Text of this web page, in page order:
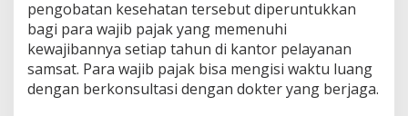
pengobatan kesehatan tersebut diperuntukkan
bagi para wajib pajak yang memenuhi
kewajibannya setiap tahun di kantor pelayanan
samsat. Para wajib pajak bisa mengisi waktu luang
dengan berkonsultasi dengan dokter yang berjaga.